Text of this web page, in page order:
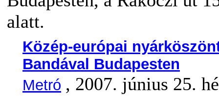
alatt.
Közép-európai
Bandával Budapesten
Metró , 2007. június 25.